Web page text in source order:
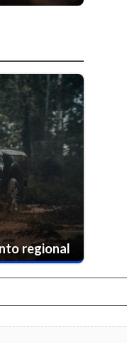
regional